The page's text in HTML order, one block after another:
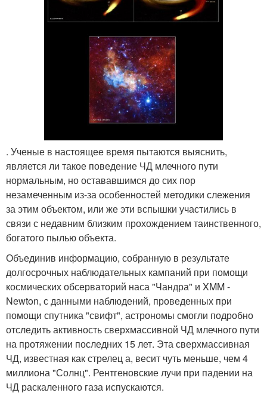
. Ученые в настоящее время пытаются выяснить,
является ли такое поведение ЧД млечного пути
нормальным, но остававшимся до сих пор
незамеченным из-за особенностей методики слежения
за этим объектом, или же эти вспышки участились в
связи с недавним близким прохождением таинственного,
богатого пылью объекта.
Объединив информацию, собранную в результате
долгосрочных наблюдательных кампаний при помощи
космических обсерваторий наса "Чандра" и XMM -
Newton, с данными наблюдений, проведенных при
помощи спутника "свифт", астрономы смогли подробно
отследить активность сверхмассивной ЧД млечного пути
на протяжении последних 15 лет. Эта сверхмассивная
ЧД, известная как стрелец а, весит чуть меньше, чем 4
миллиона "Солнц". Рентгеновские лучи при падении на
ЧД раскаленного газа испускаются.